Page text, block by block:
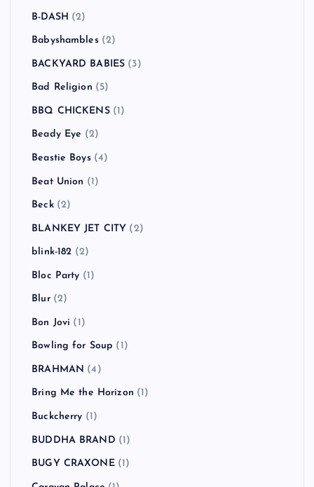
B-DASH (2)
Babyshambles(2)
BACKYARD BABIES (3)
Bad Religion (5)
BBQ CHICKENS(1)
Beady Eye (2)
Beastie Boys(4)
Beat Union (1)
Beck(2)
BLANKEY JET CITY (2)
blink-182 (2)
Bloc Party (1)
Blur(2)
Bon Jovi (1)
Bowling for Soup (1)
BRAHMAN (4)
Bring Me the Horizon (1)
Buckcherry (1)
BUDDHA BRAND (1)
BUGY CRAXONE(1)